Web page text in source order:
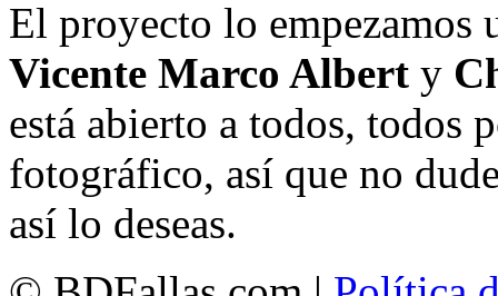
El proyecto lo empezamos
Vicente Marco Albert y
está abierto a todos, todos
fotográfico, así que no
así lo deseas.